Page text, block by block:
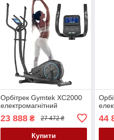
Орбітрек Gymtek XC2000
електромагнітний
23 888₴ 27 472 ₴
Купити
44